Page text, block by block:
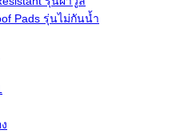
Pads รุ่นไม่กันน้ำ